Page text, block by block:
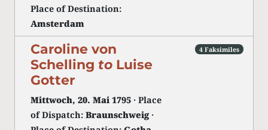
Place of Destination:
Amsterdam
Caroline von
Schelling to Luise
Gotter
Mittwoch, 20. Mai 1795 · Place
of Dispatch: Braunschweig·
4 Faksimiles